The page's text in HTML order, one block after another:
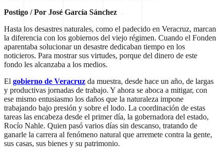
Postigo / Por José García Sánchez
Hasta los desastres naturales, como el padecido en Veracruz, marcan
la diferencia con los gobiernos del viejo régimen. Cuando el Fonden
aparentaba solucionar un desastre dedicaban tiempo en los
noticieros. Para mostrar sus virtudes, porque del dinero de este
fondo les alcanzaba a los medios.
El gobierno de Veracruz da muestra, desde hace un año, de largas
y productivas jornadas de trabajo. Y ahora se aboca a mitigar, con
ese mismo entusiasmo los daños que la naturaleza impone
trabajando bajo presión y sobre el lodo. La coordinación de estas
tareas las encabeza desde el primer día, la gobernadora del estado,
Rocío Nahle. Quien pasó varios días sin descanso, tratando de
ganarle la carrera al fenómeno natural que arremete contra la gente,
sus casas, sus bienes y su patrimonio.